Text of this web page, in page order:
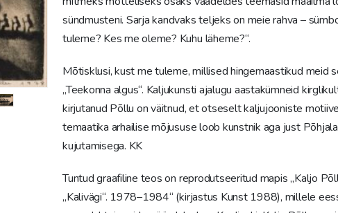
sündmusteni. Sarja kandvaks teljeks on meie rahva –
tuleme? Kes me oleme? Kuhu läheme?“.
Mõtisklusi, kust me tuleme, millised hingemaastikud meid
„Teekonna algus“. Kaljukunsti ajalugu aastakümneid
kirjutanud Põllu on väitnud, et otseselt kaljujooniste
temaatika arhailise mõjususe loob kunstnik aga just
kujutamisega. KK
Tuntud graafiline teos on reprodutseeritud mapis „Kaljo
„Kalivägi“. 1978–1984“ (kirjastus Kunst 1988), millele